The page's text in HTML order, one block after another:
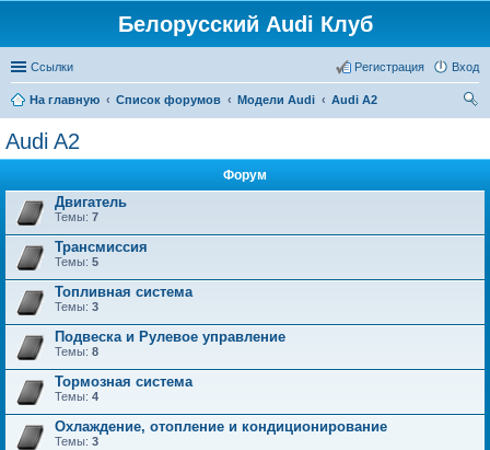
Белорусский Audi Клуб
Ссылки Вход
Регистрация
На главную Список форумов Модели Audi
Audi A2
Audi A2
Форум
Двигатель
Темы: 7
Трансмиссия
Темы: 5
Топливная система
Темы: 3
Подвеска и Рулевое управление
Темы: 8
Тормозная система
Темы: 4
Охлаждение, отопление и кондиционирование
Темы: 3